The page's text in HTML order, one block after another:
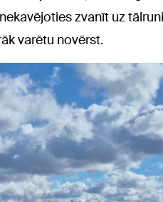
zvanīt uz
varētu novērst.